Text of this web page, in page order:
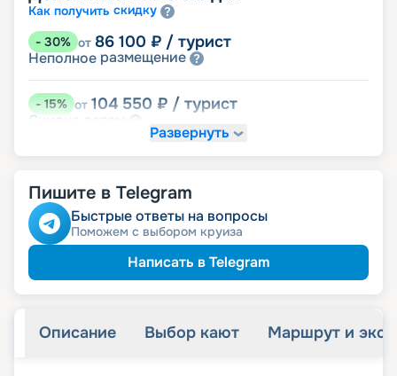
Как получить скидку
- 30% от 86 100 ₽ / турист
Неполное размещение
-15% от 104 550 ₽ / турист
Скидка
Скидка
пенсионерам
Скидка сотрудникам силовых
Скидкаветеранам
Скидка многодетнымсемьям
Развернуть
Пишите в Telegram
Быстрые ответы на вопросы
Поможем с выбором круиза
Написать в Telegram
Описание Выбор кают Маршрут и